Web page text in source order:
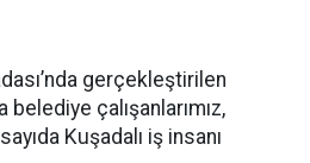
gerçekleştirilen
çalışanlarımız,
Kuşadalı iş insanı